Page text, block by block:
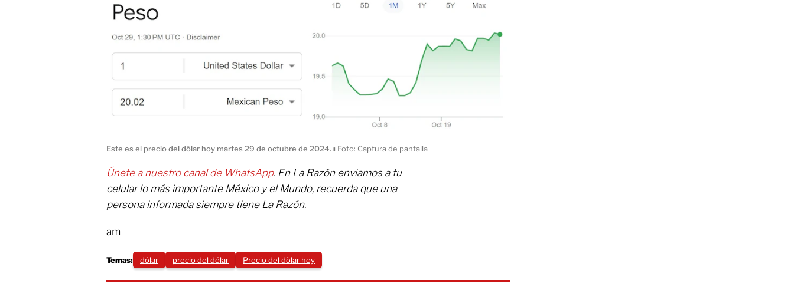
Este es el precio del dólar hoy martes 29 de octubre de 2024. ı Foto: Captura de pantalla
Únete a nuestro canal de WhatsApp. En La Razón enviamos a tu
celular lo más importante México y el Mundo, recuerda que una
persona informada siempre tiene La Razón.
am
Temas: dólar precio del dólar Precio del dòlar hoy